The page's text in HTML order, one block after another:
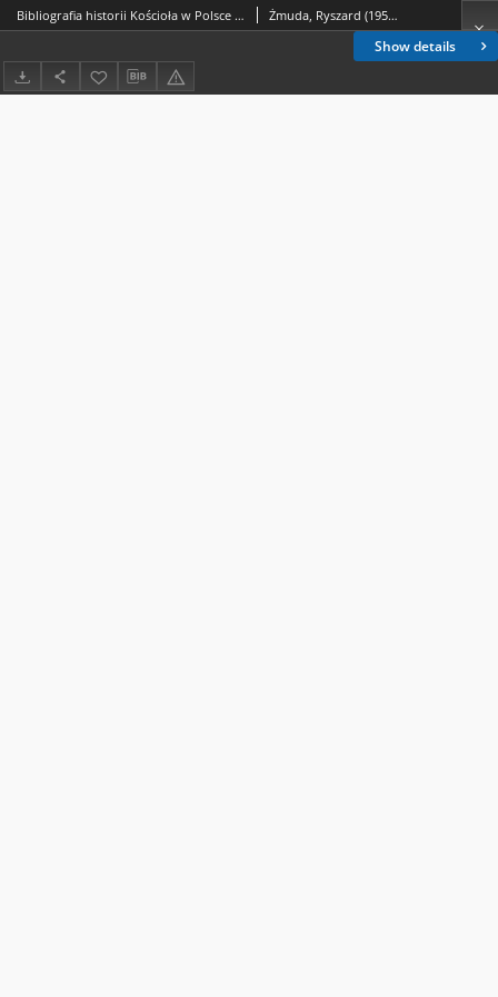
Show details
Bibliografia historii Kościoła w Polsce : za lata 1982-1984. Cz. 1 Żmuda, Ryszard (1950- )